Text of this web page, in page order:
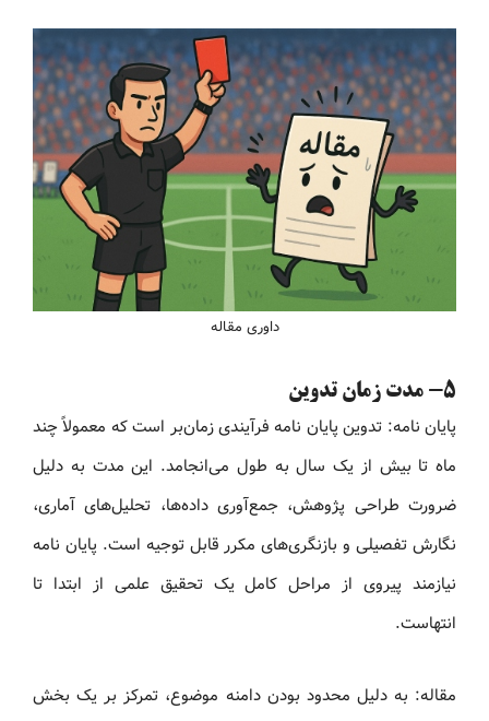
داوری مقاله
5- مدت زمان تدوین
پایان نامه: تدوین پایان نامه فرآیندی زمان‌بر است که معمولاً چند
ماه تا بیش از یک سال به طول می‌انجامد. این مدت به دلیل
ضرورت طراحی پژوهش، جمع‌آوری داده‌ها، تحلیل‌های آماری،
نگارش تفصیلی و بازنگری‌های مکرر قابل توجیه است. پایان نامه
نیازمند پیروی از مراحل کامل یک تحقیق علمی از ابتدا تا
انتهاست.
مقاله: به دلیل محدود بودن دامنه موضوع، تمرکز بر یک بخش